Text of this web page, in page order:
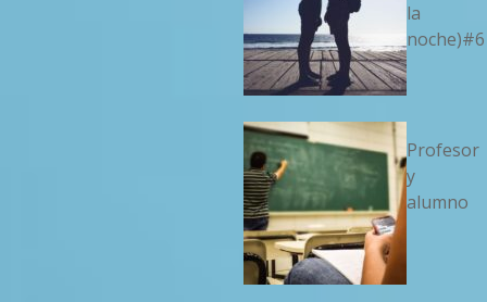
la
noche)#6
Profesor
y
alumno